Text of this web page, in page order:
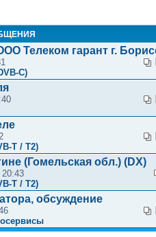
Телеком гарант г.
C)
T / T2)
(Гомельская обл.) (DX)
T / T2)
обсуждение